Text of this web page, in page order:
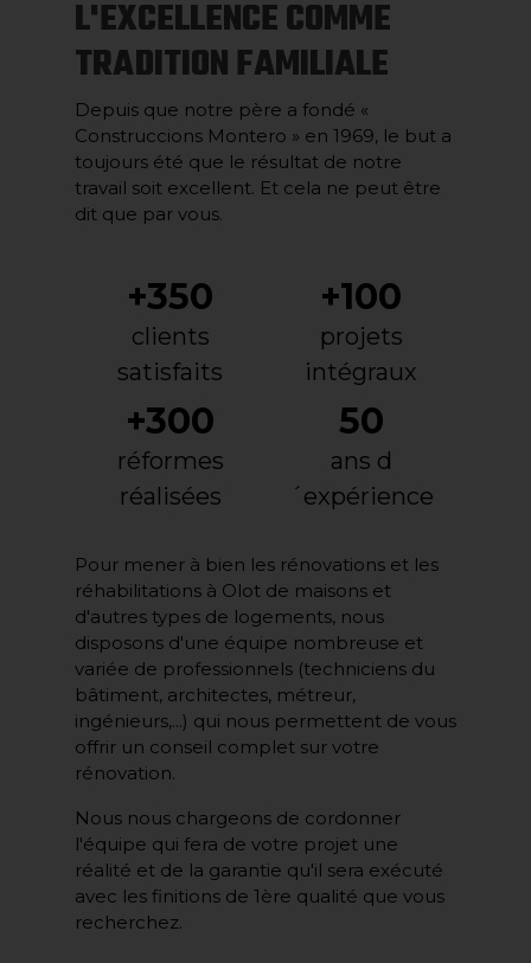
L'EXCELLENCE COMME
TRADITION FAMILIALE
Depuis que notre père a fondé «
Construccions Montero » en 1969, le but a
toujours été que le résultat de notre
travail soit excellent. Et cela ne peut être
dit que par vous.
+350
clients
satisfaits
+100
projets
intégraux
+300
réformes
réalisées
50
ans d
´expérience
Pour mener à bien les rénovations et les
réhabilitations à Olot de maisons et
d'autres types de logements, nous
disposons d'une équipe nombreuse et
variée de professionnels (techniciens du
bâtiment, architectes, métreur,
ingénieurs,...) qui nous permettent de vous
offrir un conseil complet sur votre
rénovation.
Nous nous chargeons de cordonner
l'équipe qui fera de votre projet une
réalité et de la garantie qu'il sera exécuté
avec les finitions de 1ère qualité que vous
recherchez.